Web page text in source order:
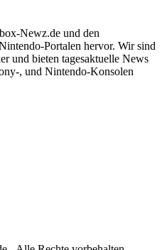
Newz.de und den
Portalen hervor. Wir sind
und bieten tagesaktuelle News
, und Nintendo-Konsolen